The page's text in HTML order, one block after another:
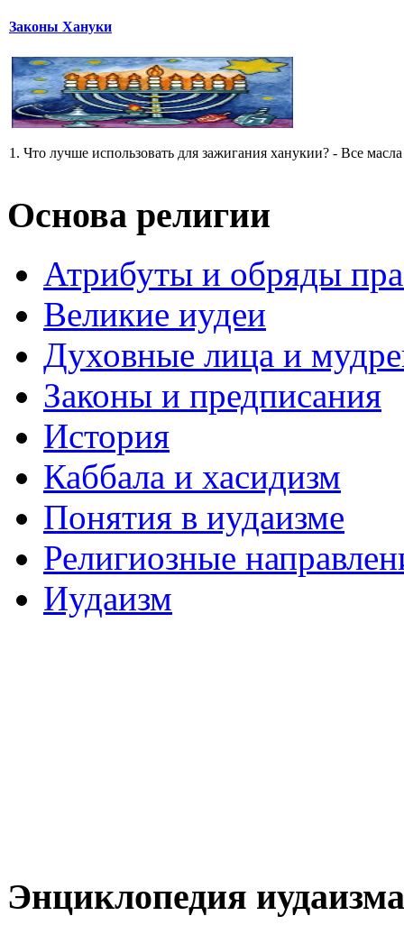
Законы Хануки
1. Что лучше использовать для зажигания ханукии? - Все
Основа религии
Атрибуты и обряды
Великие иудеи
Духовные лица и
Законы и предписания
История
Каббала и хасидизм
Понятия в иудаизме
Религиозные
Иудаизм
Энциклопедия иудаизма